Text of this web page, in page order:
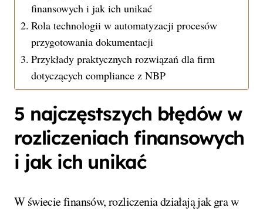
finansowych i jak ich unikać
Rola technologii w automatyzacji procesów
przygotowania dokumentacji
Przykłady praktycznych rozwiązań dla firm
dotyczących compliance z NBP
5 najczęstszych błędów w
rozliczeniach finansowych
i jak ich unikać
W świecie finansów, rozliczenia działają jak gra w